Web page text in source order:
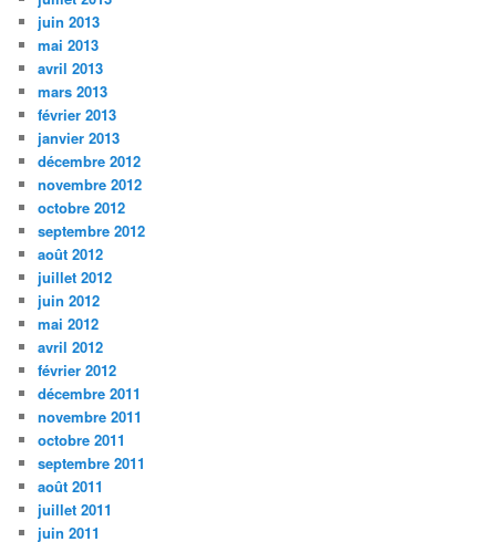
juin 2013
mai 2013
avril 2013
mars 2013
février 2013
janvier 2013
décembre 2012
novembre 2012
octobre 2012
septembre 2012
août 2012
juillet 2012
juin 2012
mai 2012
avril 2012
février 2012
décembre 2011
novembre 2011
octobre 2011
septembre 2011
août 2011
juillet 2011
juin 2011